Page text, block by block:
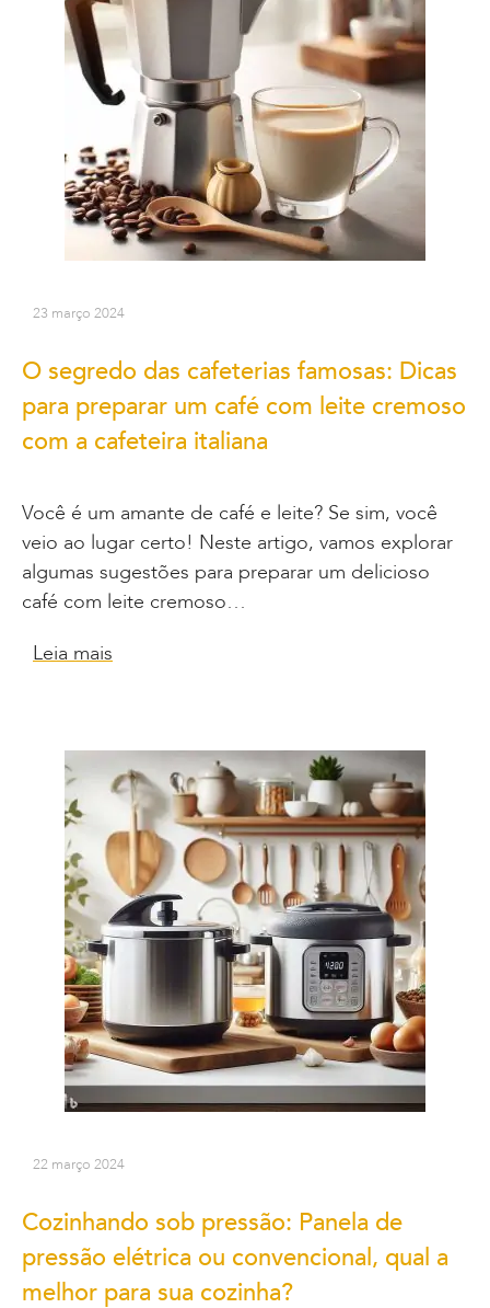
23 março 2024
O segredo das cafeterias famosas: Dicas
para preparar um café com leite cremoso
com a cafeteira italiana
Você é um amante de café e leite? Se sim, você
veio ao lugar certo! Neste artigo, vamos explorar
algumas sugestões para preparar um delicioso
café com leite cremoso…
Leia mais
22 março 2024
Cozinhando sob pressão: Panela de
pressão elétrica ou convencional, qual a
melhor para sua cozinha?